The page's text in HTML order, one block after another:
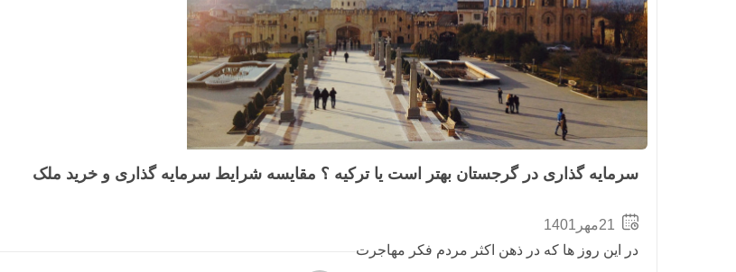
سرمایه گذاری در گرجستان بهتر است یا ترکیه ؟ مقایسه شرایط سرمایه گذاری و خرید ملک
21مهر1401
در این روز ها که در ذهن اکثر مردم فکر مهاجرت